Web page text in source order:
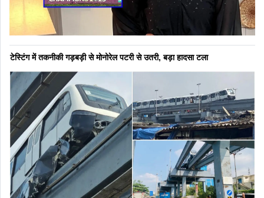
टेस्टिंग में तकनीकी गड़बड़ी से मोनोरेल पटरी से उतरी, बड़ा हादसा टला